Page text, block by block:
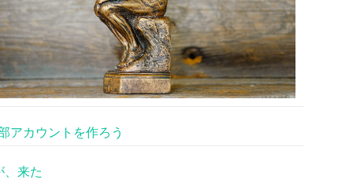
アカウントを作ろう
、来た